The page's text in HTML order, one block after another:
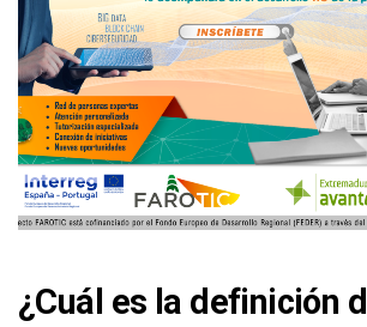
¿Cuál es la definición